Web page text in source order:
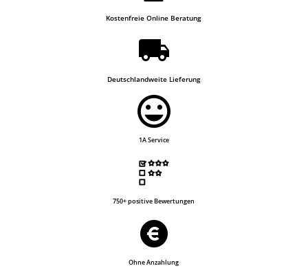
Kostenfreie Online Beratung
Deutschlandweite Lieferung
1A Service
750+ positive Bewertungen
Ohne Anzahlung